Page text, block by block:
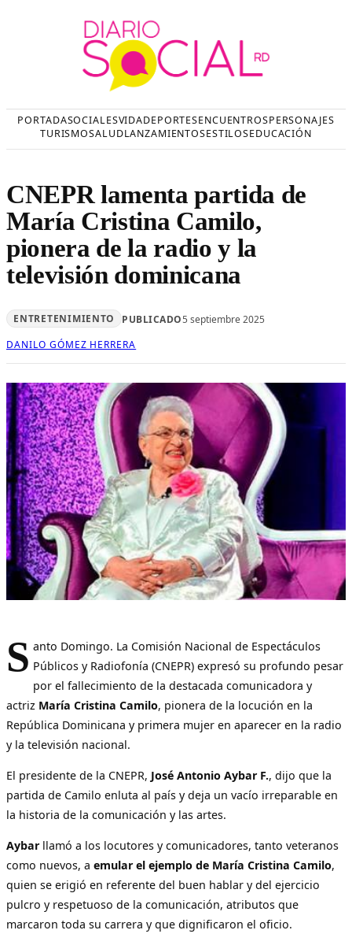
PORTADASOCIALESVIDADEPORTESENCUENTROSPERSONAJES
TURISMOSALUDLANZAMIENTOSESTILOSEDUCACIÓN
CNEPR lamenta partida de
María Cristina Camilo,
pionera de la radio y la
televisión dominicana
ENTRETENIMIENTO PUBLICADO5 septiembre 2025
DANILO GÓMEZ HERRERA
S anto Domingo. La Comisión Nacional de Espectáculos
Públicos y Radiofonía (CNEPR) expresó su profundo pesar
por el fallecimiento de la destacada comunicadora y
actriz María Cristina Camilo, pionera de la locución en la
República Dominicana y primera mujer en aparecer en la radio
y la televisión nacional.
El presidente de la CNEPR, José Antonio Aybar F., dijo que la
partida de Camilo enluta al país y deja un vacío irreparable en
la historia de la comunicación y las artes.
Aybar llamó a los locutores y comunicadores, tanto veteranos
como nuevos, a emular el ejemplo de María Cristina Camilo,
quien se erigió en referente del buen hablar y del ejercicio
pulcro y respetuoso de la comunicación, atributos que
marcaron toda su carrera y que dignificaron el oficio.